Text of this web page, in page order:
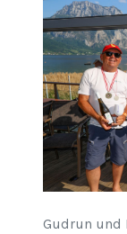
Gudrun und